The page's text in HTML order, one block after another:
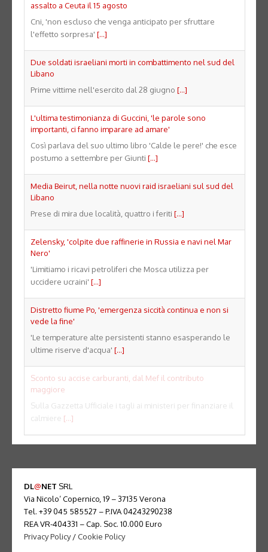
assalto a Ceuta il 15 agosto
Cni, 'non escluso che venga anticipato per sfruttare
l'effetto sorpresa' [...]
Due soldati israeliani morti in combattimento nel sud del
Libano
Prime vittime nell'esercito dal 28 giugno [...]
L'ultima testimonianza di Guccini, 'le parole sono
importanti, ci fanno imparare ad amare'
Così parlava del suo ultimo libro 'Calde le pere!' che esce
postumo a settembre per Giunti [...]
Media Beirut, nella notte nuovi raid israeliani sul sud del
Libano
Prese di mira due località, quattro i feriti [...]
Zelensky, 'colpite due raffinerie in Russia e navi nel Mar
Nero'
'Limitiamo i ricavi petroliferi che Mosca utilizza per
uccidere ucraini' [...]
Distretto fiume Po, 'emergenza siccità continua e non si
vede la fine'
'Le temperature alte persistenti stanno esasperando le
ultime riserve d'acqua' [...]
Sconto su accise carburanti, dal Mef il contributo
maggiore
Sulla Gazzetta Ufficiale i tagli ai ministeri per finanziare il
calmiere [...]
DL@NET SRL
Via Nicolo’ Copernico, 19 – 37135 Verona
Tel. +39 045 585527 – P.IVA 04243290238
REA VR-404331 – Cap. Soc. 10.000 Euro
Privacy Policy/Cookie Policy